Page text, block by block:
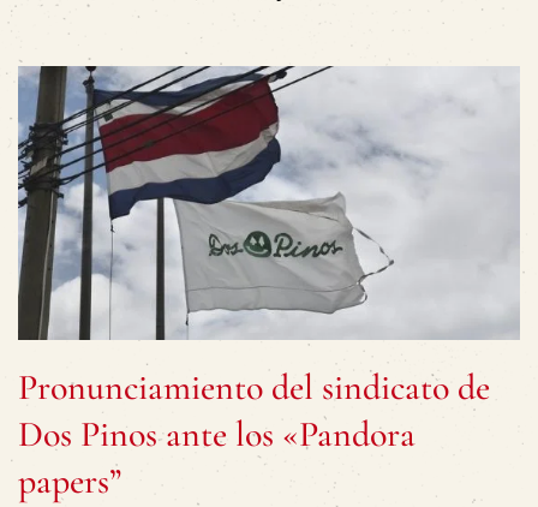
Pronunciamiento del sindicato de
Dos Pinos ante los «Pandora
papers”